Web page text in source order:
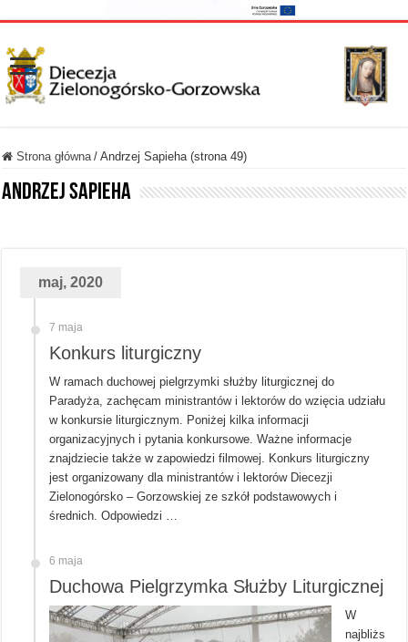
Strona główna / Andrzej Sapieha (strona 49)
Andrzej Sapieha
maj, 2020
7 maja
Konkurs liturgiczny
W ramach duchowej pielgrzymki służby liturgicznej do
Paradyża, zachęcam ministrantów i lektorów do wzięcia udziału
w konkursie liturgicznym. Poniżej kilka informacji
organizacyjnych i pytania konkursowe. Ważne informacje
znajdziecie także w zapowiedzi filmowej. Konkurs liturgiczny
jest organizowany dla ministrantów i lektorów Diecezji
Zielonogórsko – Gorzowskiej ze szkół podstawowych i
średnich. Odpowiedzi …
6 maja
Duchowa Pielgrzymka Służby Liturgicznej
W
najbliżs